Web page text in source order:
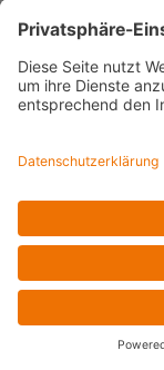
Alle anzeigen
Außenstationen
Klingeltaster
Sprechanlagen-
Zubehör
Zubehör
Alle anzeigen